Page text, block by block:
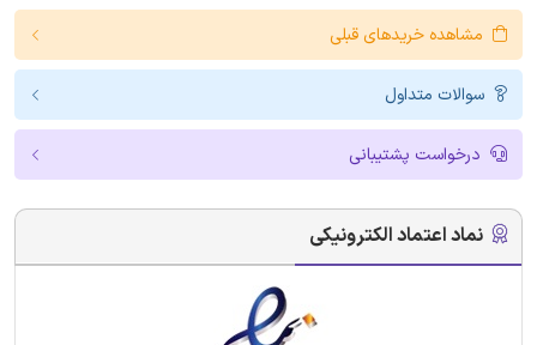
مشاهده خریدهای قبلی
سوالات متداول
درخواست پشتیبانی
نماد اعتماد الکترونیکی